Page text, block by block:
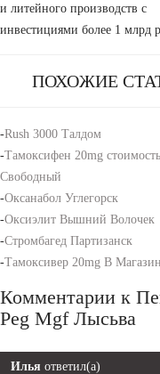
и литейного производств с
инвестициями более 1 млрд
ПОХОЖИЕ
-Rush 3000 Талдом
-Тамоксифен 20mg стоимость
Свободный
-Оксанабол Углегорск
-Оксиэлит Вышний Волочек
-Стромбагед Партизанск
-Тамоксивер 20mg В
Комментарии к
Peg Mgf Лысьва
Илья ответил(а)